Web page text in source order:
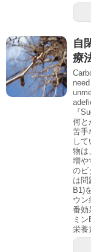
自
療
『
何と
苦手
し
物は
増や
のビ
は問
B1)
ウン
番効
ミ
栄養